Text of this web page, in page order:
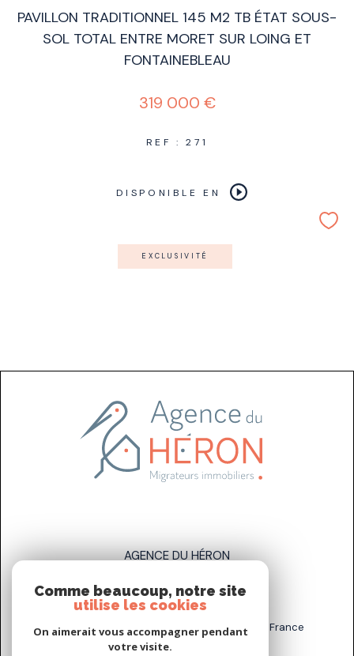
PAVILLON TRADITIONNEL 145 M2 TB ÉTAT SOUS-
SOL TOTAL ENTRE MORET SUR LOING ET
FONTAINEBLEAU
319 000 €
REF : 271
DISPONIBLE EN
EXCLUSIVITÉ
AGENCE DU HÉRON
07 83 89 58 93
sarah.stahl@agenceduheron.fr
6 bis Rue de la Grande Maison, 77890 Arville, France
Comme beaucoup, notre site
utilise les cookies
On aimerait vous accompagner pendant
votre visite.